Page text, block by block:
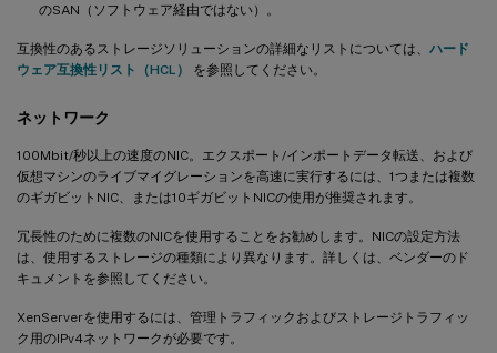
のSAN（ソフトウェア経由ではない）。
互換性のあるストレージソリューションの詳細なリストについては、 ハード
ウェア互換性リスト（HCL）
を参照してください。
ネットワーク
100Mbit/秒以上の速度のNIC。エクスポート/インポートデータ転送、および
仮想マシンのライブマイグレーションを高速に実行するには、1つまたは複数
のギガビットNIC、または10ギガビットNICの使用が推奨されます。
冗長性のために複数のNICを使用することをお勧めします。NICの設定方法
は、使用するストレージの種類により異なります。詳しくは、ベンダーのド
キュメントを参照してください。
XenServerを使用するには、管理トラフィックおよびストレージトラフィッ
ク用のIPv4ネットワークが必要です。